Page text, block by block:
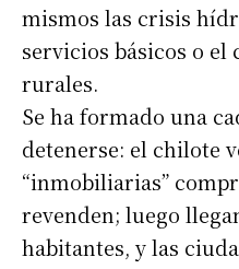
mismos las crisis
servicios básicos o el
rurales.
Se ha formado una
detenerse: el chilote
“inmobiliarias”
revenden; luego
habitantes, y las